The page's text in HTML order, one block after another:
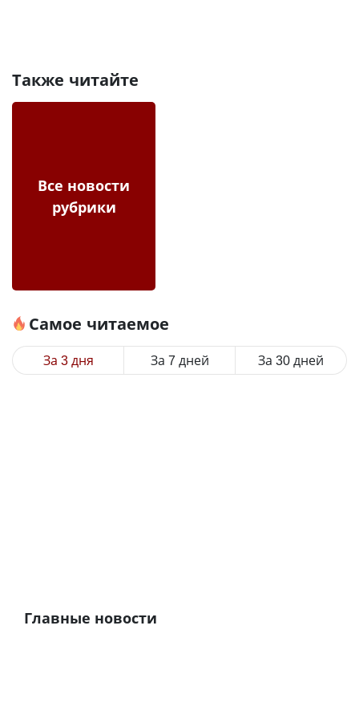
Также читайте
Все новости
рубрики
Самое читаемое
За 3 дня За 7 дней За 30 дней
Главные новости